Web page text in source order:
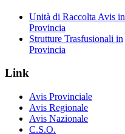
Unità di Raccolta Avis in
Provincia
Strutture Trasfusionali in
Provincia
Link
Avis Provinciale
Avis Regionale
Avis Nazionale
C.S.O.